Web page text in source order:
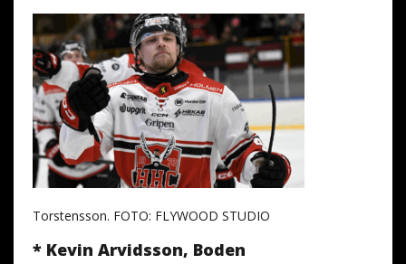
Torstensson. FOTO: FLYWOOD STUDIO
* Kevin Arvidsson, Boden